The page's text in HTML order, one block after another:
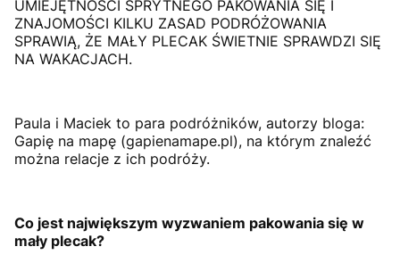
UMIEJĘTNOŚCI SPRYTNEGO PAKOWANIA SIĘ I
ZNAJOMOŚCI KILKU ZASAD PODRÓŻOWANIA
SPRAWIĄ, ŻE MAŁY PLECAK ŚWIETNIE SPRAWDZI SIĘ
NA WAKACJACH.
Paula i Maciek to para podróżników, autorzy bloga:
Gapię na mapę (gapienamape.pl), na którym znaleźć
można relacje z ich podróży.
Co jest największym wyzwaniem pakowania się w
mały plecak?